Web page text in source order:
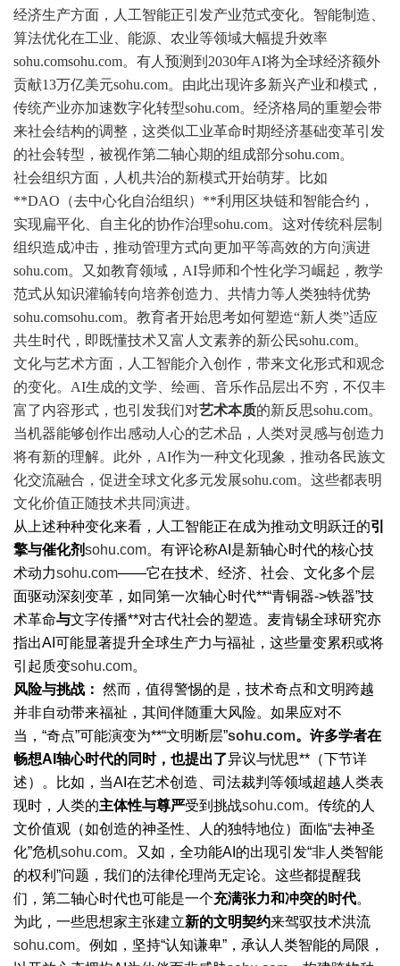
经济生产方面，人工智能正引发产业范式变化。智能制造、
算法优化在工业、能源、农业等领域大幅提升效率
sohu.comsohu.com。有人预测到2030年AI将为全球经济额外
贡献13万亿美元sohu.com。由此出现许多新兴产业和模式，
传统产业亦加速数字化转型sohu.com。经济格局的重塑会带
来社会结构的调整，这类似工业革命时期经济基础变革引发
的社会转型，被视作第二轴心期的组成部分sohu.com。
社会组织方面，人机共治的新模式开始萌芽。比如
**DAO（去中心化自治组织）**利用区块链和智能合约，
实现扁平化、自主化的协作治理sohu.com。这对传统科层制
组织造成冲击，推动管理方式向更加平等高效的方向演进
sohu.com。又如教育领域，AI导师和个性化学习崛起，教学
范式从知识灌输转向培养创造力、共情力等人类独特优势
sohu.comsohu.com。教育者开始思考如何塑造“新人类”适应
共生时代，即既懂技术又富人文素养的新公民sohu.com。
文化与艺术方面，人工智能介入创作，带来文化形式和观念
的变化。AI生成的文学、绘画、音乐作品层出不穷，不仅丰
富了内容形式，也引发我们对艺术本质的新反思sohu.com。
当机器能够创作出感动人心的艺术品，人类对灵感与创造力
将有新的理解。此外，AI作为一种文化现象，推动各民族文
化交流融合，促进全球文化多元发展sohu.com。这些都表明
文化价值正随技术共同演进。
从上述种种变化来看，人工智能正在成为推动文明跃迁的引
擎与催化剂sohu.com。有评论称AI是新轴心时代的核心技
术动力sohu.com——它在技术、经济、社会、文化多个层
面驱动深刻变革，如同第一次轴心时代**“青铜器->铁器”技
术革命与文字传播**对古代社会的塑造。麦肯锡全球研究亦
指出AI可能显著提升全球生产力与福祉，这些量变累积或将
引起质变sohu.com。
风险与挑战： 然而，值得警惕的是，技术奇点和文明跨越
并非自动带来福祉，其间伴随重大风险。如果应对不
当，“奇点”可能演变为**“文明断层”sohu.com。许多学者在
畅想AI轴心时代的同时，也提出了异议与忧思**（下节详
述）。比如，当AI在艺术创造、司法裁判等领域超越人类表
现时，人类的主体性与尊严受到挑战sohu.com。传统的人
文价值观（如创造的神圣性、人的独特地位）面临“去神圣
化”危机sohu.com。又如，全功能AI的出现引发“非人类智能
的权利”问题，我们的法律伦理尚无定论。这些都提醒我
们，第二轴心时代也可能是一个充满张力和冲突的时代。
为此，一些思想家主张建立新的文明契约来驾驭技术洪流
sohu.com。例如，坚持“认知谦卑”，承认人类智能的局限，